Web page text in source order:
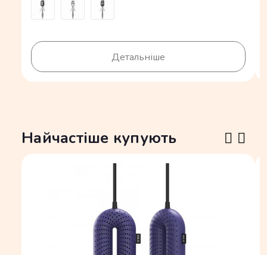
Детальніше
Найчастіше купують